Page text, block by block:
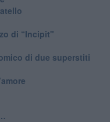
di “Incipit"
di due superstiti